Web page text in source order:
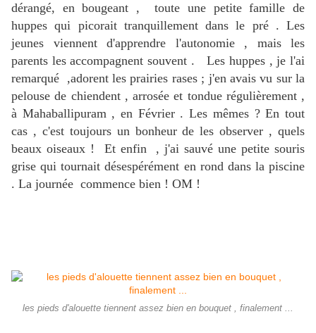
dérangé, en bougeant , toute une petite famille de
huppes qui picorait tranquillement dans le pré . Les
jeunes viennent d'apprendre l'autonomie , mais les
parents les accompagnent souvent . Les huppes , je l'ai
remarqué ,adorent les prairies rases ; j'en avais vu sur la
pelouse de chiendent , arrosée et tondue régulièrement ,
à Mahaballipuram , en Février . Les mêmes ? En tout
cas , c'est toujours un bonheur de les observer , quels
beaux oiseaux ! Et enfin , j'ai sauvé une petite souris
grise qui tournait désespérément en rond dans la piscine
. La journée commence bien ! OM !
les pieds d'alouette tiennent assez bien en bouquet , finalement ...